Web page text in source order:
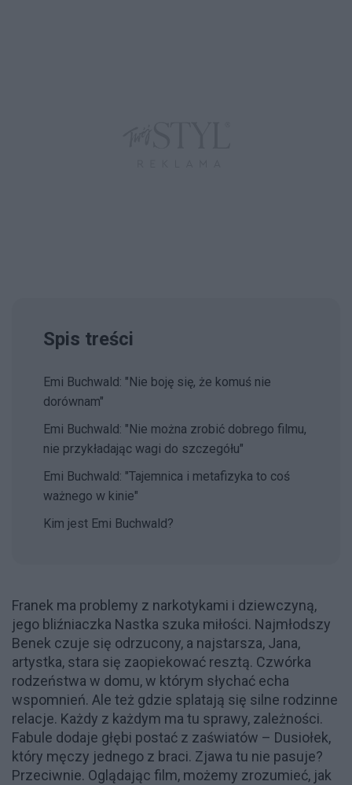
Spis treści
Emi Buchwald: "Nie boję się, że komuś nie
dorównam"
Emi Buchwald: "Nie można zrobić dobrego filmu,
nie przykładając wagi do szczegółu"
Emi Buchwald: "Tajemnica i metafizyka to coś
ważnego w kinie"
Kim jest Emi Buchwald?
Franek ma problemy z narkotykami i dziewczyną,
jego bliźniaczka Nastka szuka miłości. Najmłodszy
Benek czuje się odrzucony, a najstarsza, Jana,
artystka, stara się zaopiekować resztą. Czwórka
rodzeństwa w domu, w którym słychać echa
wspomnień. Ale też gdzie splatają się silne rodzinne
relacje. Każdy z każdym ma tu sprawy, zależności.
Fabule dodaje głębi postać z zaświatów – Dusiołek,
który męczy jednego z braci. Zjawa tu nie pasuje?
Przeciwnie. Oglądając film, możemy zrozumieć, jak